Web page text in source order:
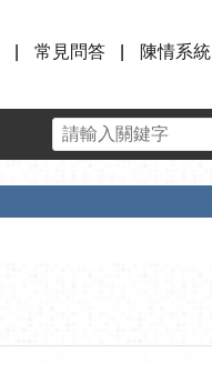
常見問答 陳情系統